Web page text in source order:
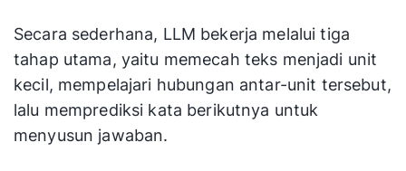
Secara sederhana, LLM bekerja melalui tiga
tahap utama, yaitu memecah teks menjadi unit
kecil, mempelajari hubungan antar-unit tersebut,
lalu memprediksi kata berikutnya untuk
menyusun jawaban.